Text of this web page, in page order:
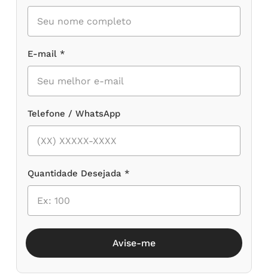
E-mail *
Telefone / WhatsApp
Quantidade Desejada *
Avise-me